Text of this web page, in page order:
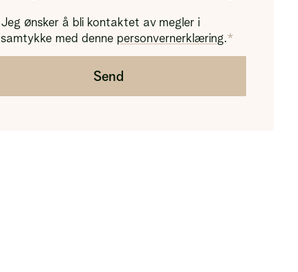
Jeg ønsker å bli kontaktet av megler i
samtykke med denne personvernerklæring.
Send